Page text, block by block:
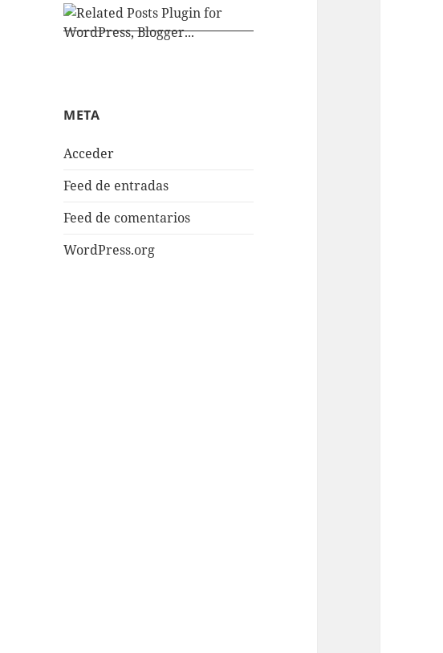
META
Acceder
Feed de entradas
Feed de comentarios
WordPress.org